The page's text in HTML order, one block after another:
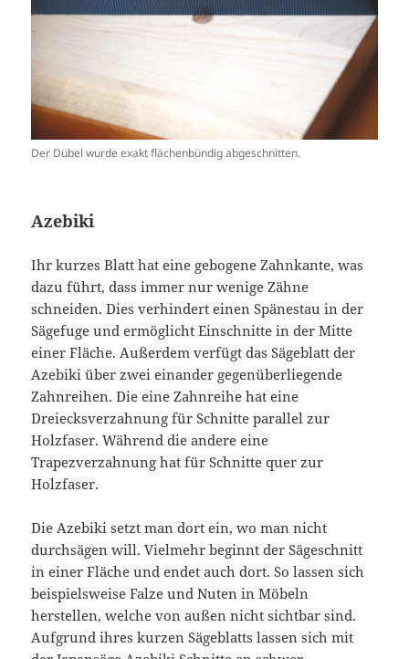
Der Dübel wurde exakt flächenbündig abgeschnitten.
Azebiki
Ihr kurzes Blatt hat eine gebogene Zahnkante, was
dazu führt, dass immer nur wenige Zähne
schneiden. Dies verhindert einen Spänestau in der
Sägefuge und ermöglicht Einschnitte in der Mitte
einer Fläche. Außerdem verfügt das Sägeblatt der
Azebiki über zwei einander gegenüberliegende
Zahnreihen. Die eine Zahnreihe hat eine
Dreiecksverzahnung für Schnitte parallel zur
Holzfaser. Während die andere eine
Trapezverzahnung hat für Schnitte quer zur
Holzfaser.
Die Azebiki setzt man dort ein, wo man nicht
durchsägen will. Vielmehr beginnt der Sägeschnitt
in einer Fläche und endet auch dort. So lassen sich
beispielsweise Falze und Nuten in Möbeln
herstellen, welche von außen nicht sichtbar sind.
Aufgrund ihres kurzen Sägeblatts lassen sich mit